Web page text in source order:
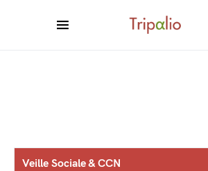
Veille Sociale & CCN